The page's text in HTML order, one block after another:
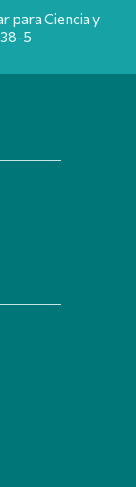
para Ciencia y
5